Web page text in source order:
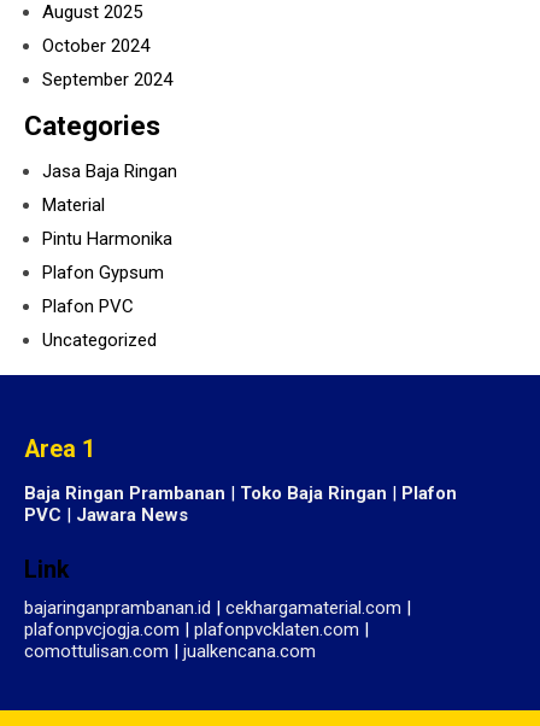
August 2025
October 2024
September 2024
Categories
Jasa Baja Ringan
Material
Pintu Harmonika
Plafon Gypsum
Plafon PVC
Uncategorized
Area 1
Baja Ringan Prambanan | Toko Baja Ringan | Plafon
PVC | Jawara News
Link
bajaringanprambanan.id | cekhargamaterial.com |
plafonpvcjogja.com | plafonpvcklaten.com |
comottulisan.com | jualkencana.com